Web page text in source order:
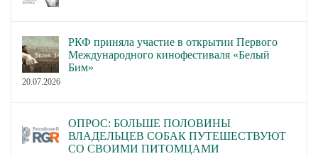
РКФ приняла участие в открытии Первого
Международного кинофестиваля «Белый
Бим»
20.07.2026
ОПРОС: БОЛЬШЕ ПОЛОВИНЫ
ВЛАДЕЛЬЦЕВ СОБАК ПУТЕШЕСТВУЮТ
СО СВОИМИ ПИТОМЦАМИ